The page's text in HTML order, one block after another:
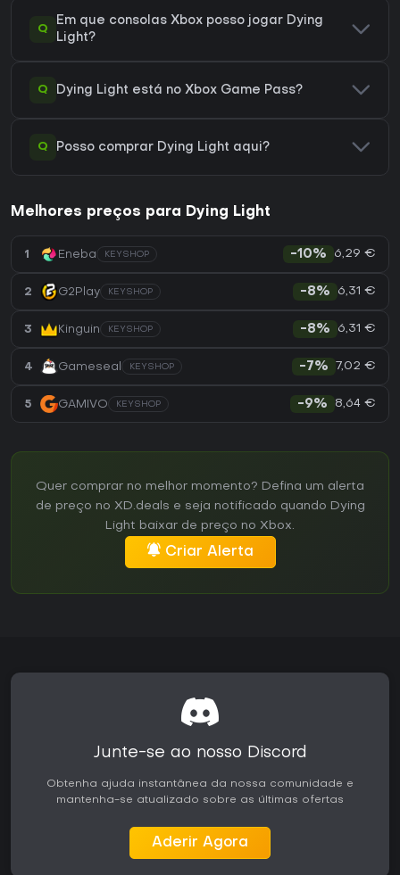
Q
Em que consolas Xbox posso jogar Dying
Light?
Q Dying Light está no Xbox Game Pass?
Q Posso comprar Dying Light aqui?
Melhores preços para Dying Light
1 Eneba KEYSHOP -10% 6,29 €
2 G2Play KEYSHOP -8% 6,31 €
3 Kinguin KEYSHOP -8% 6,31 €
4 Gameseal KEYSHOP -7% 7,02 €
5 GAMIVO KEYSHOP -9% 8,64 €
Quer comprar no melhor momento? Defina um alerta
de preço no XD.deals e seja notificado quando Dying
Light baixar de preço no Xbox.
Criar Alerta
Junte-se ao nosso Discord
Obtenha ajuda instantânea da nossa comunidade e
mantenha-se atualizado sobre as últimas ofertas
Aderir Agora